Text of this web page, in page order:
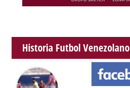
Historia Futbol Venezolano